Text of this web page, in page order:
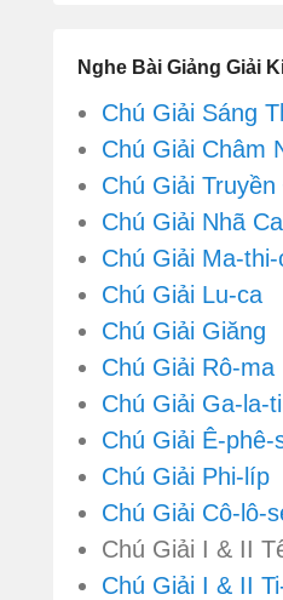
Nghe Bài Giảng Giải
Chú Giải Sáng
Chú Giải Châm
Chú Giải
Chú Giải Nhã Ca
Chú Giải Ma-
Chú Giải Lu-ca
Chú Giải Giăng
Chú Giải Rô-ma
Chú Giải Ga-la-ti
Chú Giải Ê-phê-
Chú Giải Phi-líp
Chú Giải Cô-lô-
Chú Giải I & II
Chú Giải I & II